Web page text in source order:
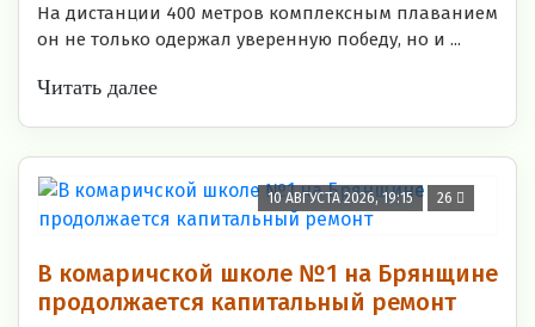
На дистанции 400 метров комплексным плаванием
он не только одержал уверенную победу, но и ...
Читать далее
10 АВГУСТА 2026, 19:15 26
В комаричской школе №1 на Брянщине
продолжается капитальный ремонт